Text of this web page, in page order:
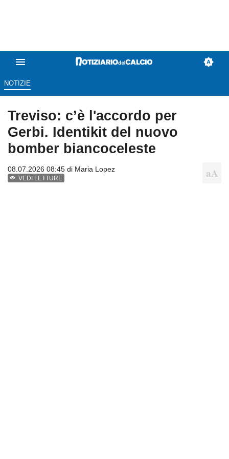
NOTIZIE
Treviso: c’è l'accordo per
Gerbi. Identikit del nuovo
bomber biancoceleste
08.07.2026 08:45 di Maria Lopez
VEDI LETTURE